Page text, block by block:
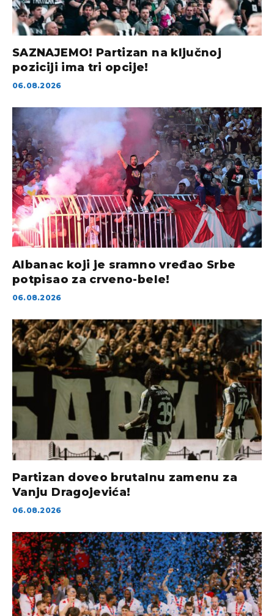
SAZNAJEMO! Partizan na ključnoj
poziciji ima tri opcije!
06.08.2026
Albanac koji je sramno vređao Srbe
potpisao za crveno-bele!
06.08.2026
Partizan doveo brutalnu zamenu za
Vanju Dragojevića!
06.08.2026